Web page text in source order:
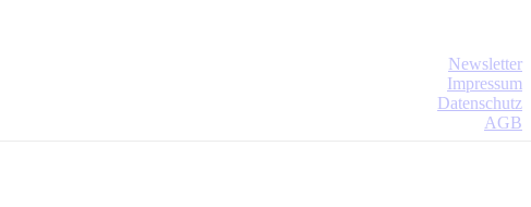
Newsletter
Impressum
Datenschutz
AGB